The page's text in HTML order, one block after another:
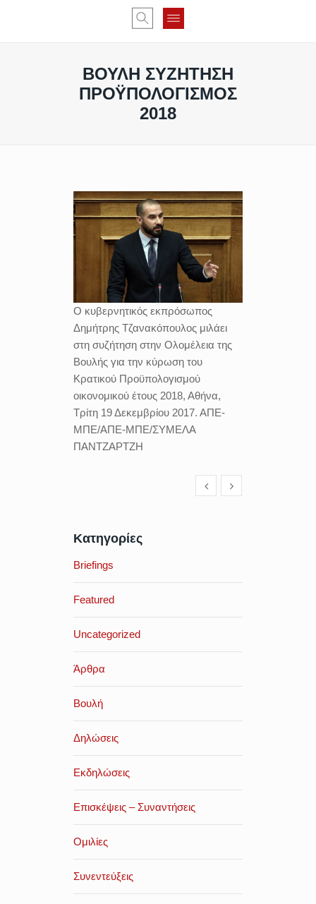
ΒΟΥΛΗ ΣΥΖΗΤΗΣΗ
ΠΡΟΫΠΟΛΟΓΙΣΜΟΣ
2018
Ο κυβερνητικός εκπρόσωπος
Δημήτρης Τζανακόπουλος μιλάει
στη συζήτηση στην Ολομέλεια της
Βουλής για την κύρωση του
Κρατικού Προϋπολογισμού
οικονομικού έτους 2018, Αθήνα,
Τρίτη 19 Δεκεμβρίου 2017. ΑΠΕ-
ΜΠΕ/ΑΠΕ-ΜΠΕ/ΣΥΜΕΛΑ
ΠΑΝΤΖΑΡΤΖΗ
Κατηγορίες
Briefings
Featured
Uncategorized
Άρθρα
Βουλή
Δηλώσεις
Εκδηλώσεις
Επισκέψεις – Συναντήσεις
Ομιλίες
Συνεντεύξεις